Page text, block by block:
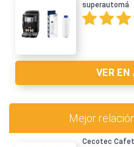
superautomá
VER
Mejor
Cecotec